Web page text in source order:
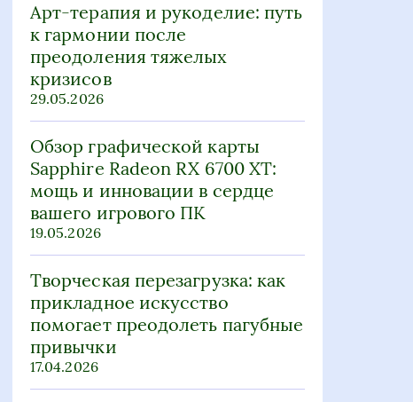
Арт-терапия и рукоделие: путь
к гармонии после
преодоления тяжелых
кризисов
29.05.2026
Обзор графической карты
Sapphire Radeon RX 6700 XT:
мощь и инновации в сердце
вашего игрового ПК
19.05.2026
Творческая перезагрузка: как
прикладное искусство
помогает преодолеть пагубные
привычки
17.04.2026